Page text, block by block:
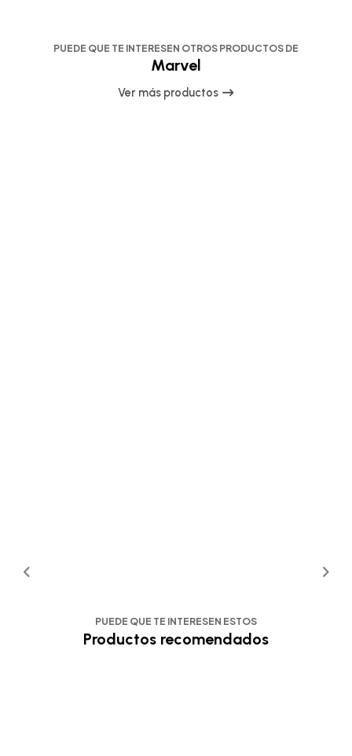
PUEDE QUE TE INTERESEN OTROS PRODUCTOS DE
Marvel
Ver más productos
PUEDE QUE TE INTERESEN ESTOS
Productos recomendados